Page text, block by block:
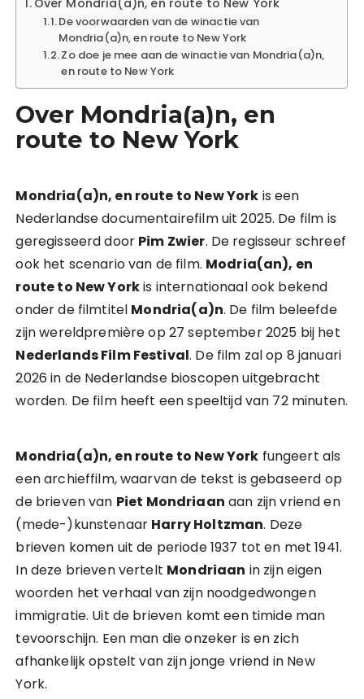
De voorwaarden van de winactie van
Mondria(a)n, en route to New York
Zo doe je mee aan de winactie van Mondria(a)n,
en route to New York
Over Mondria(a)n, en
route to New York
Mondria(a)n, en route to New York is een
Nederlandse documentairefilm uit 2025. De film is
geregisseerd door Pim Zwier. De regisseur schreef
ook het scenario van de film. Modria(an), en
route to New Yorkis internationaal ook bekend
onder de filmtitel Mondria(a)n. De film beleefde
zijn wereldpremière op 27 september 2025 bij het
Nederlands Film Festival. De film zal op 8 januari
2026 in de Nederlandse bioscopen uitgebracht
worden. De film heeft een speeltijd van 72 minuten.
Mondria(a)n, en route to New York fungeert als
een archieffilm, waarvan de tekst is gebaseerd op
de brieven van Piet Mondriaan aan zijn vriend en
(mede-)kunstenaar Harry Holtzman. Deze
brieven komen uit de periode 1937 tot en met 1941.
In deze brieven vertelt Mondriaan in zijn eigen
woorden het verhaal van zijn noodgedwongen
immigratie. Uit de brieven komt een timide man
tevoorschijn. Een man die onzeker is en zich
afhankelijk opstelt van zijn jonge vriend in New
York.